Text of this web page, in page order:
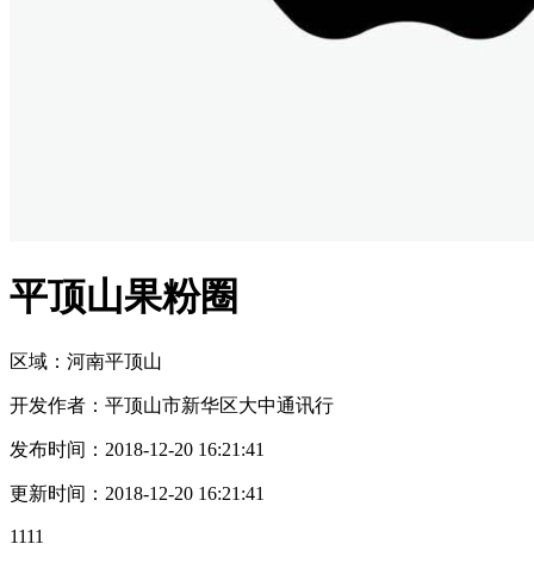
平顶山果粉圈
区域： 河南平顶山
开发作者： 平顶山市新华区大中通讯行
发布时间： 2018-12-20 16:21:41
更新时间： 2018-12-20 16:21:41
1111